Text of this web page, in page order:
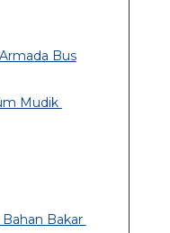
Bus
Mudik
Bakar